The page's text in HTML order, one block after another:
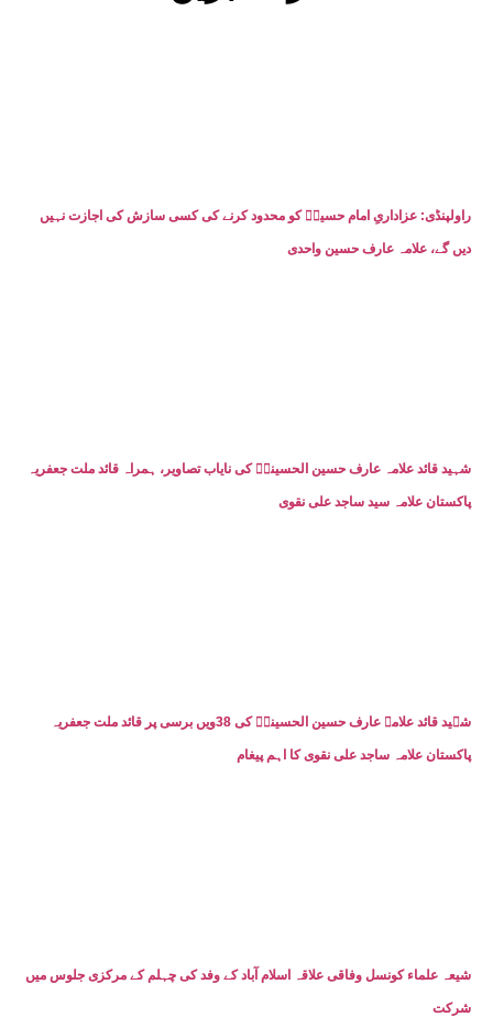
راولپنڈی: عزاداریِ امام حسینؑ کو محدود کرنے کی کسی سازش کی اجازت نہیں
دیں گے، علامہ عارف حسین واحدی
شہید قائد علامہ عارف حسین الحسینیؒ کی نایاب تصاویر، ہمراہ قائد ملت جعفریہ
پاکستان علامہ سید ساجد علی نقوی
شہید قائد علامہ عارف حسین الحسینیؒ کی 38ویں برسی پر قائد ملت جعفریہ
پاکستان علامہ ساجد علی نقوی کا اہم پیغام
شیعہ علماء کونسل وفاقی علاقہ اسلام آباد کے وفد کی چہلم کے مرکزی جلوس میں
شرکت